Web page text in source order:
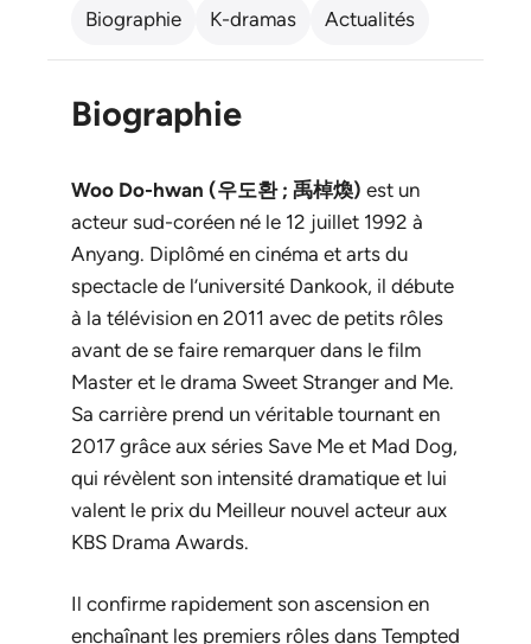
Biographie K-dramas Actualités
Biographie
Woo Do-hwan (우도환 ; 禹棹煥) est un
acteur sud-coréen né le 12 juillet 1992 à
Anyang. Diplômé en cinéma et arts du
spectacle de l’université Dankook, il débute
à la télévision en 2011 avec de petits rôles
avant de se faire remarquer dans le film
Master et le drama Sweet Stranger and Me.
Sa carrière prend un véritable tournant en
2017 grâce aux séries Save Me et Mad Dog,
qui révèlent son intensité dramatique et lui
valent le prix du Meilleur nouvel acteur aux
KBS Drama Awards.
Il confirme rapidement son ascension en
enchaînant les premiers rôles dans Tempted